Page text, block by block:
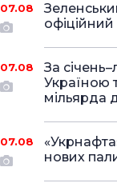
07.08
офіційний
07.08
За
Україною
мільярда
07.08
нових